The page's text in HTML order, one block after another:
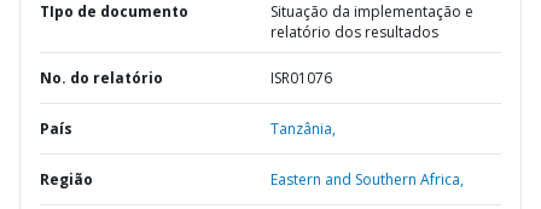
TIpo de documento
Situação da implementação e
relatório dos resultados
No. do relatório ISR01076
País Tanzânia,
Região Eastern and Southern Africa,